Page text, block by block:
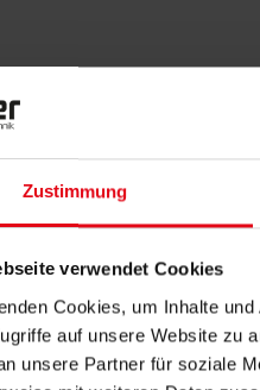
Zustimmung
verwendet Cookies
Cookies, um Inhalte
auf unsere Website zu
unsere Partner für soziale